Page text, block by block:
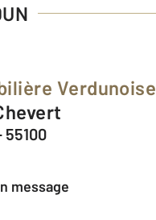
Verdunoise
55100
message